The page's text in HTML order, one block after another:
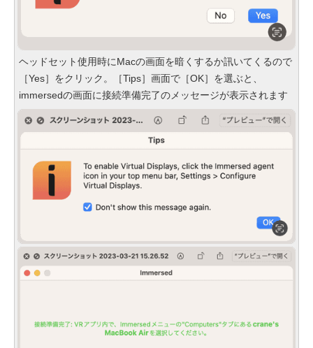
ヘッドセット使用時にMacの画面を暗くするか訊いてくるので
［Yes］をクリック。［Tips］画面で［OK］を選ぶと、
immersedの画面に接続準備完了のメッセージが表示されます